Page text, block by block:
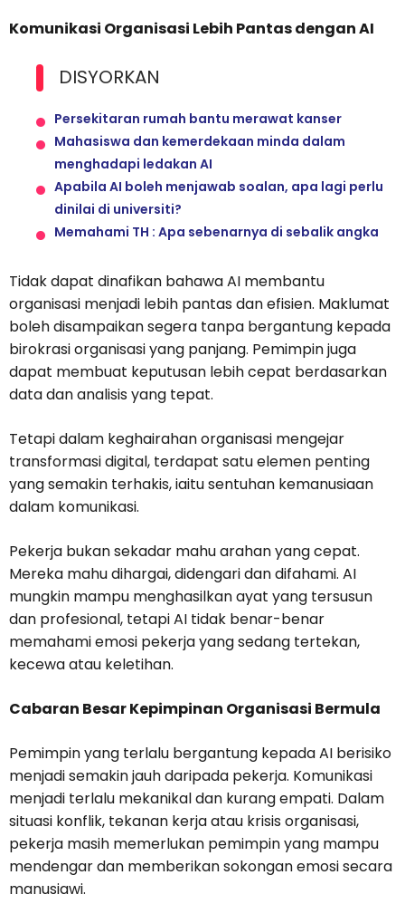
Komunikasi Organisasi Lebih Pantas dengan AI
DISYORKAN
Persekitaran rumah bantu merawat kanser
Mahasiswa dan kemerdekaan minda dalam
menghadapi ledakan AI
Apabila AI boleh menjawab soalan, apa lagi perlu
dinilai di universiti?
Memahami TH : Apa sebenarnya di sebalik angka
Tidak dapat dinafikan bahawa AI membantu
organisasi menjadi lebih pantas dan efisien. Maklumat
boleh disampaikan segera tanpa bergantung kepada
birokrasi organisasi yang panjang. Pemimpin juga
dapat membuat keputusan lebih cepat berdasarkan
data dan analisis yang tepat.
Tetapi dalam keghairahan organisasi mengejar
transformasi digital, terdapat satu elemen penting
yang semakin terhakis, iaitu sentuhan kemanusiaan
dalam komunikasi.
Pekerja bukan sekadar mahu arahan yang cepat.
Mereka mahu dihargai, didengari dan difahami. AI
mungkin mampu menghasilkan ayat yang tersusun
dan profesional, tetapi AI tidak benar-benar
memahami emosi pekerja yang sedang tertekan,
kecewa atau keletihan.
Cabaran Besar Kepimpinan Organisasi Bermula
Pemimpin yang terlalu bergantung kepada AI berisiko
menjadi semakin jauh daripada pekerja. Komunikasi
menjadi terlalu mekanikal dan kurang empati. Dalam
situasi konflik, tekanan kerja atau krisis organisasi,
pekerja masih memerlukan pemimpin yang mampu
mendengar dan memberikan sokongan emosi secara
manusiawi.